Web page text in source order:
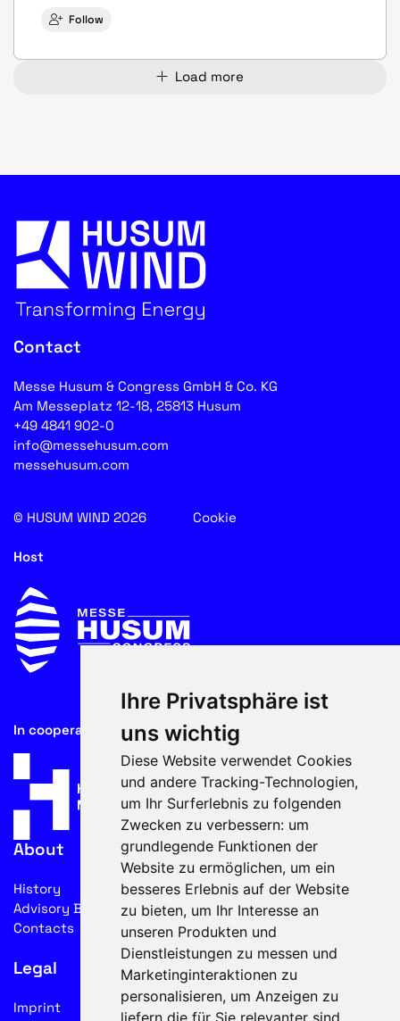
Ihre Privatsphäre ist
uns wichtig
Diese Website verwendet Cookies
und andere Tracking-Technologien,
um Ihr Surferlebnis zu folgenden
Zwecken zu verbessern: um
grundlegende Funktionen der
Website zu ermöglichen, um ein
besseres Erlebnis auf der Website
zu bieten, um Ihr Interesse an
unseren Produkten und
Dienstleistungen zu messen und
Marketinginteraktionen zu
personalisieren, um Anzeigen zu
liefern die für Sie relevanter sind
Follow
Load more
Contact
Messe Husum & Congress GmbH & Co. KG
Am Messeplatz 12-18, 25813 Husum
+49 4841 902-0
info@messehusum.com
messehusum.com
© HUSUM WIND 2026 Cookie
Host
In cooperation with
About
History
Advisory Board
Contacts
Legal
Imprint